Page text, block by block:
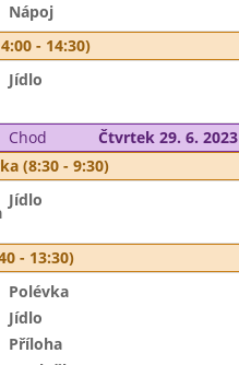
Nápoj
- 14:30)
Jídlo
Chod
Čtvrtek 29. 6. 2023
(8:30 - 9:30)
Jídlo
- 13:30)
Polévka
Jídlo
Příloha